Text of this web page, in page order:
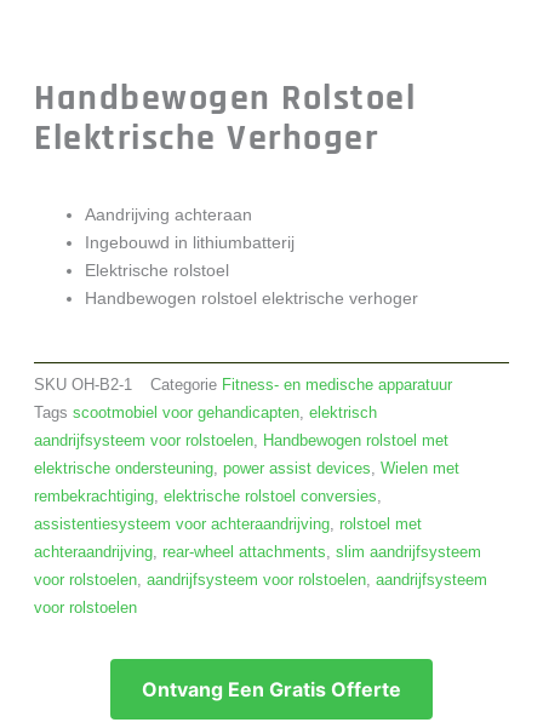
Handbewogen Rolstoel
Elektrische Verhoger
Aandrijving achteraan
Ingebouwd in lithiumbatterij
Elektrische rolstoel
Handbewogen rolstoel elektrische verhoger
SKU OH-B2-1 Categorie Fitness- en medische apparatuur
Tags scootmobiel voor gehandicapten elektrisch
aandrijfsysteem voor rolstoelen
Handbewogen rolstoel met
elektrische ondersteuning power assist devices
Wielen met
rembekrachtiging elektrische rolstoel conversies
assistentiesysteem voor achteraandrijving rolstoel met
achteraandrijving rear-wheel attachments
slim aandrijfsysteem
voor rolstoelen aandrijfsysteem voor rolstoelen aandrijfsysteem
voor rolstoelen
Ontvang Een Gratis Offerte